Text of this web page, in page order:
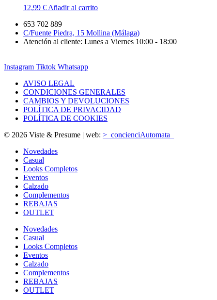
12,99 € Añadir al carrito
653 702 889
C/Fuente Piedra, 15 Mollina (Málaga)
Atención al cliente: Lunes a Viernes 10:00 - 18:00
Instagram Tiktok Whatsapp
AVISO LEGAL
CONDICIONES GENERALES
CAMBIOS Y DEVOLUCIONES
POLÍTICA DE PRIVACIDAD
POLÍTICA DE COOKIES
© 2026 Viste & Presume | web: >_concienciAutomata_
Novedades
Casual
Looks Completos
Eventos
Calzado
Complementos
REBAJAS
OUTLET
Novedades
Casual
Looks Completos
Eventos
Calzado
Complementos
REBAJAS
OUTLET